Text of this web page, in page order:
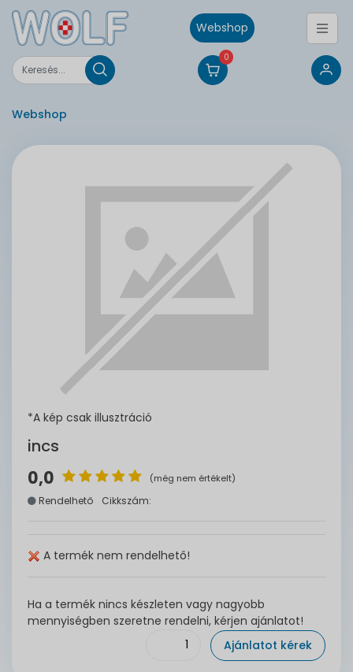
Webshop
0
Webshop
*A kép csak illusztráció
incs
0,0 (még nem értékelt)
Rendelhető Cikkszám:
A termék nem rendelhető!
Ha a termék nincs készleten vagy nagyobb
mennyiségben szeretne rendelni, kérjen ajánlatot!
Ajánlatot kérek